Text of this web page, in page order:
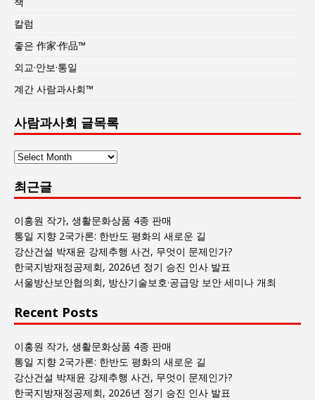
칼럼
좋은 作家·作品™
외교·안보·통일
계간 사람과사회™
사람과사회 글목록
사
과
사
회
글
목
록
최근글
이홍원 작가, 생활문화상품 4종 판매
통일 지향 2국가론: 한반도 평화의 새로운 길
강산건설 박재윤 강제추행 사건, 무엇이 문제인가?
한국지방재정공제회, 2026년 정기 승진 인사 발표
서울방산보안협의회, 방산기술보호·공급망 보안 세미나 개최
Recent Posts
이홍원 작가, 생활문화상품 4종 판매
통일 지향 2국가론: 한반도 평화의 새로운 길
강산건설 박재윤 강제추행 사건, 무엇이 문제인가?
한국지방재정공제회, 2026년 정기 승진 인사 발표